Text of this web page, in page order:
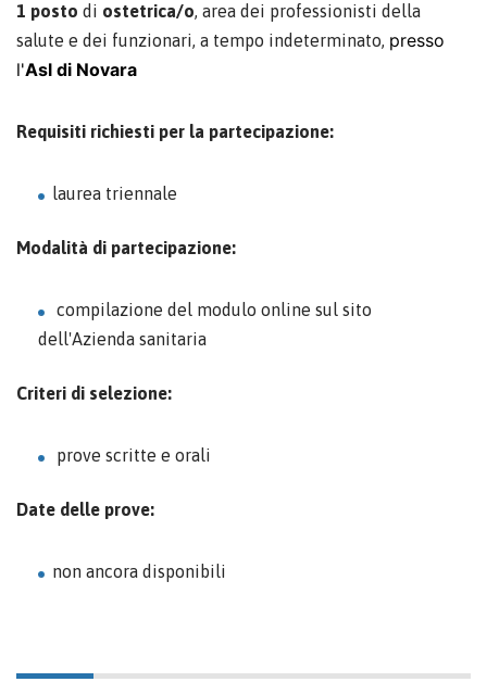
1 posto di ostetrica/o, area dei professionisti della
salute e dei funzionari, a tempo indeterminato, presso
l'Asl di Novara
Requisiti richiesti per la partecipazione:
laurea triennale
Modalità di partecipazione:
compilazione del modulo online sul sito
dell'Azienda sanitaria
Criteri di selezione:
prove scritte e orali
Date delle prove:
non ancora disponibili